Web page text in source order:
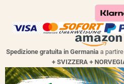
Spedizione gratuita in Germania a
+ SVIZZERA +